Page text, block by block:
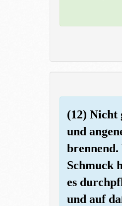
(12) Nicht
und
Schmuck
es
und auf